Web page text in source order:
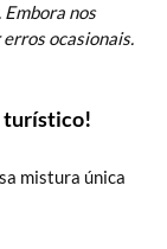
nos
ocasionais.
turístico!
mistura única